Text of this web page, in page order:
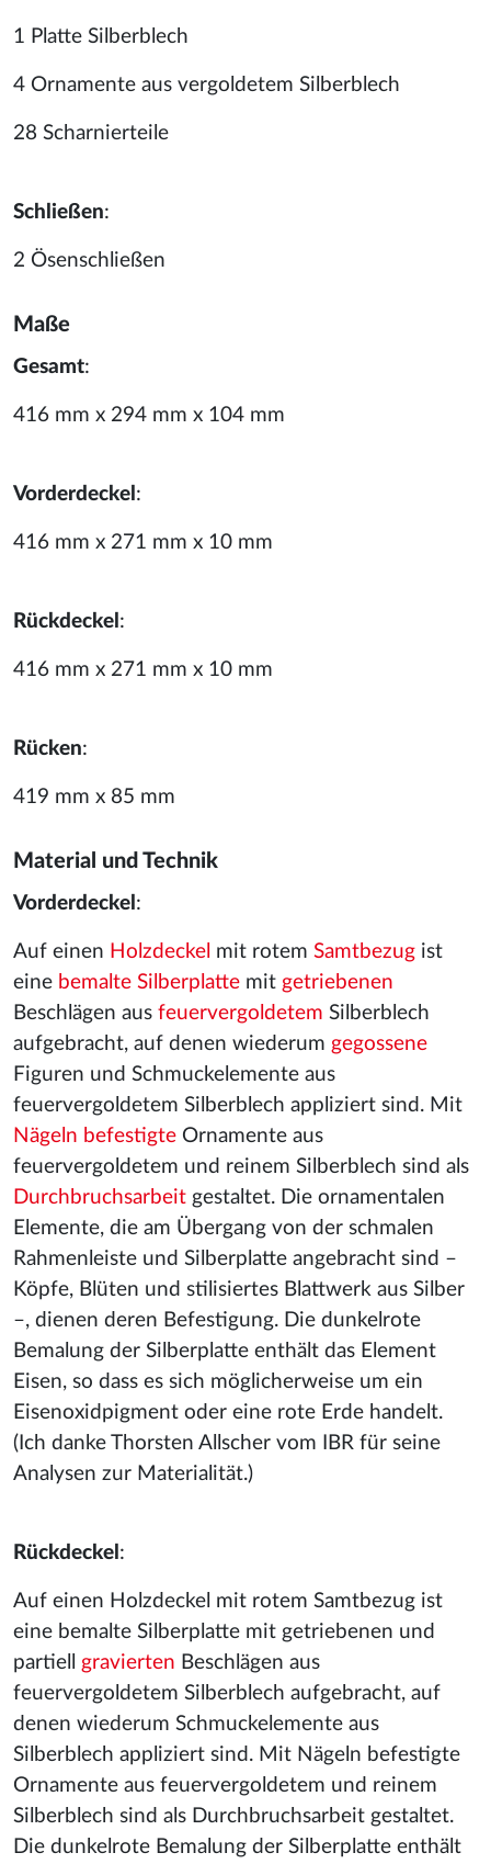
1 Platte Silberblech
4 Ornamente aus vergoldetem Silberblech
28 Scharnierteile
Schließen:
2 Ösenschließen
Maße
Gesamt:
416 mm x 294 mm x 104 mm
Vorderdeckel :
416 mm x 271 mm x 10 mm
Rückdeckel :
416 mm x 271 mm x 10 mm
Rücken:
419 mm x 85 mm
Material und Technik
Vorderdeckel :
Auf einen Holzdeckel mit rotem Samtbezug ist
eine bemalte Silberplatte mit getriebenen
Beschlägen aus feuervergoldetem Silberblech
aufgebracht, auf denen wiederum gegossene
Figuren und Schmuckelemente aus
feuervergoldetem Silberblech appliziert sind. Mit
Nägeln befestigte Ornamente aus
feuervergoldetem und reinem Silberblech sind als
Durchbruchsarbeit gestaltet. Die ornamentalen
Elemente, die am Übergang von der schmalen
Rahmenleiste und Silberplatte angebracht sind –
Köpfe, Blüten und stilisiertes Blattwerk aus Silber
–, dienen deren Befestigung. Die dunkelrote
Bemalung der Silberplatte enthält das Element
Eisen, so dass es sich möglicherweise um ein
Eisenoxidpigment oder eine rote Erde handelt.
(Ich danke Thorsten Allscher vom IBR für seine
Analysen zur Materialität.)
Rückdeckel :
Auf einen Holzdeckel mit rotem Samtbezug ist
eine bemalte Silberplatte mit getriebenen und
partiell gravierten Beschlägen aus
feuervergoldetem Silberblech aufgebracht, auf
denen wiederum Schmuckelemente aus
Silberblech appliziert sind. Mit Nägeln befestigte
Ornamente aus feuervergoldetem und reinem
Silberblech sind als Durchbruchsarbeit gestaltet.
Die dunkelrote Bemalung der Silberplatte enthält